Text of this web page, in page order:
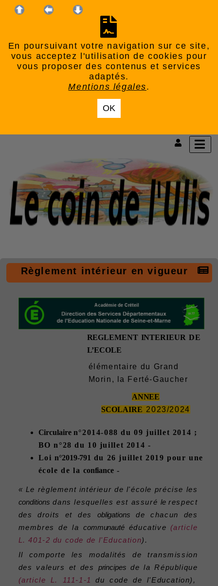
En poursuivant votre navigation sur ce site,
vous acceptez l'utilisation de cookies pour
vous proposer des contenus et services
adaptés.
Mentions légales.
OK
Règlement intérieur en vigueur
REGLEMENT INTERIEUR DE
L’ECOLE
élémentaire du Grand
Morin, la Ferté-Gaucher
ANNEE
SCOLAIRE 2023/2024
Circulaire n°2014-088 du 09 juillet 2014 ;
BO n°28 du 10 juillet 2014 -
Loi n°2019-791 du 26 juillet 2019 pour une
école de la confiance -
« Le règlement intérieur de l'école précise les
conditions dans lesquelles est assuré lerespect
des droits et des obligations de chacun des
membres de la communauté éducative
(article
L. 401-2 du code de l'Education).
Il comporte les modalités de transmission
des valeurs et des principes de la République
(article L. 111-1-1
du code de l'Education),